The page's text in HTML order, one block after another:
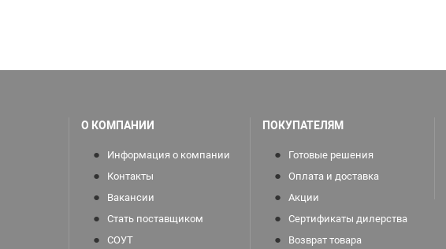
О КОМПАНИИ
Информация о компании
Контакты
Вакансии
Стать поставщиком
СОУТ
ПОКУПАТЕЛЯМ
Готовые решения
Оплата и доставка
Акции
Сертификаты дилерства
Возврат товара